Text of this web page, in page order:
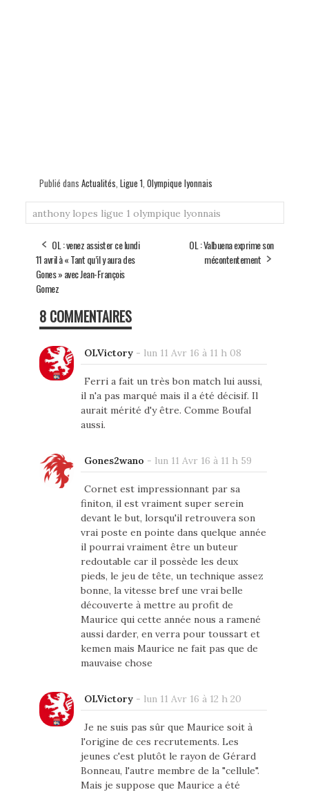
Publié dans Actualités Ligue 1 Olympique lyonnais
anthony lopes ligue 1 olympique lyonnais
OL : venez assister ce lundi
11 avril à « Tant qu’il y aura des
Gones » avec Jean-François
Gomez
OL : Valbuena exprime son
mécontentement
8 COMMENTAIRES
OLVictory- lun 11 Avr 16 à 11 h 08
Ferri a fait un très bon match lui aussi,
il n'a pas marqué mais il a été décisif. Il
aurait mérité d'y être. Comme Boufal
aussi.
Gones2wano - lun 11 Avr 16 à 11 h 59
Cornet est impressionnant par sa
finiton, il est vraiment super serein
devant le but, lorsqu'il retrouvera son
vrai poste en pointe dans quelque année
il pourrai vraiment être un buteur
redoutable car il possède les deux
pieds, le jeu de tête, un technique assez
bonne, la vitesse bref une vrai belle
découverte à mettre au profit de
Maurice qui cette année nous a ramené
aussi darder, en verra pour toussart et
kemen mais Maurice ne fait pas que de
mauvaise chose
OLVictory- lun 11 Avr 16 à 12 h 20
Je ne suis pas sûr que Maurice soit à
l'origine de ces recrutements. Les
jeunes c'est plutôt le rayon de Gérard
Bonneau, l'autre membre de la "cellule".
Mais je suppose que Maurice a été